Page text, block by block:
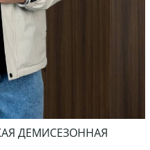
ДЕМИСЕЗОННАЯ